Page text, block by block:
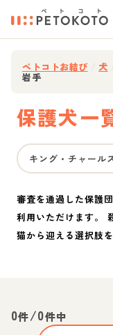
ペトコトお結び 犬
岩手
保護犬一
キング・チャール
審査を通過した保護
利用いただけます。
猫から迎える選択肢
0件/0件中